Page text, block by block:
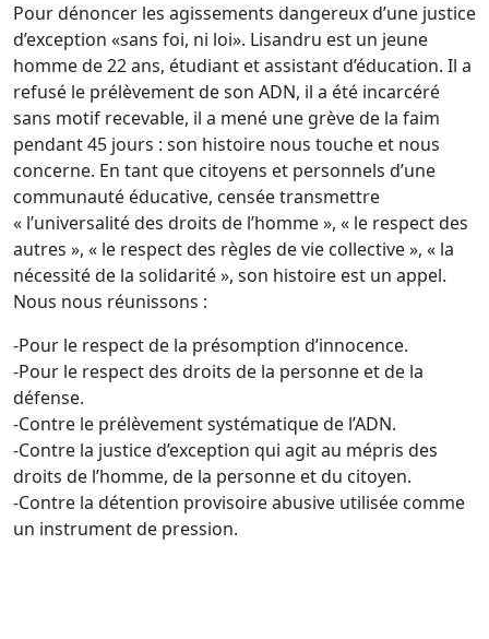
Pour dénoncer les agissements dangereux d’une justice
d’exception «sans foi, ni loi». Lisandru est un jeune
homme de 22 ans, étudiant et assistant d’éducation. Il a
refusé le prélèvement de son ADN, il a été incarcéré
sans motif recevable, il a mené une grève de la faim
pendant 45 jours : son histoire nous touche et nous
concerne. En tant que citoyens et personnels d’une
communauté éducative, censée transmettre
« l’universalité des droits de l’homme », « le respect des
autres », « le respect des règles de vie collective », « la
nécessité de la solidarité », son histoire est un appel.
Nous nous réunissons :
-Pour le respect de la présomption d’innocence.
-Pour le respect des droits de la personne et de la
défense.
-Contre le prélèvement systématique de l’ADN.
-Contre la justice d’exception qui agit au mépris des
droits de l’homme, de la personne et du citoyen.
-Contre la détention provisoire abusive utilisée comme
un instrument de pression.